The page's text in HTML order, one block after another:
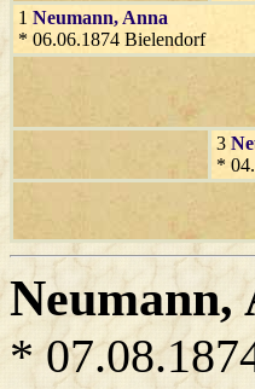
1 Neumann, Anna
* 06.06.1874 Bielendorf
3
*
Neumann,
*